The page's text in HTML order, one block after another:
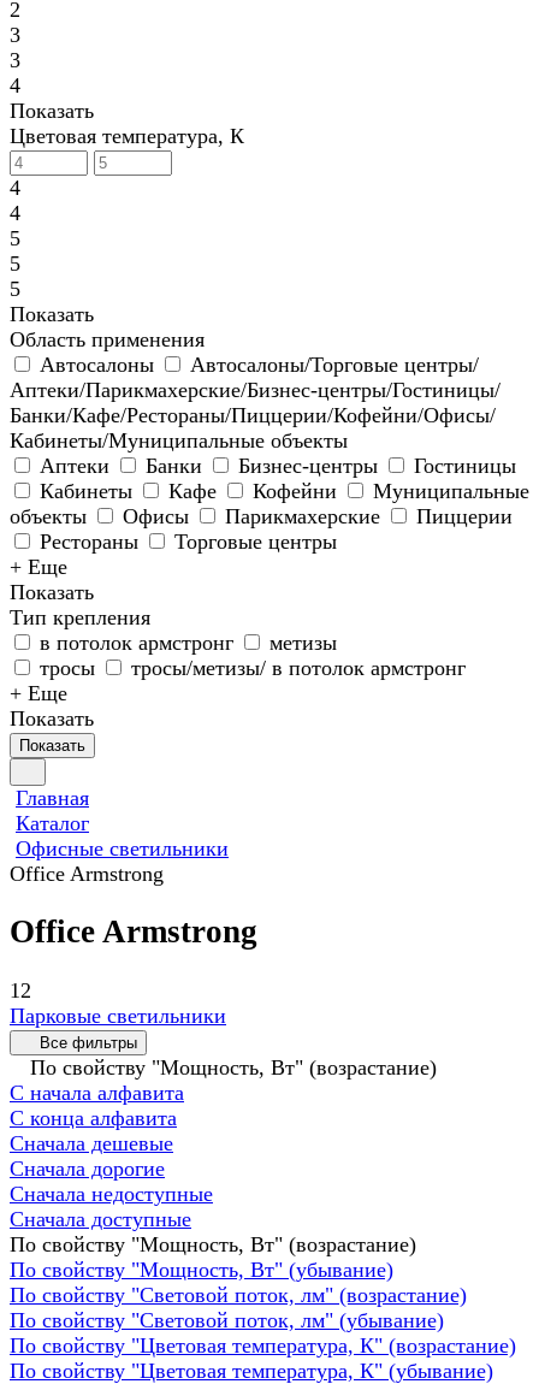
2
3
3
4
Показать
Цветовая температура, К
4
4
5
5
5
Показать
Область применения
Автосалоны
Автосалоны/Торговые центры/
Аптеки/Парикмахерские/Бизнес-центры/Гостиницы/
Банки/Кафе/Рестораны/Пиццерии/Кофейни/Офисы/
Кабинеты/Муниципальные объекты
Аптеки
Банки Бизнес-центры
Гостиницы
Кабинеты
Кафе Кофейни
Муниципальные
объекты
Офисы Парикмахерские
Пиццерии
Рестораны
Торговые центры
+ Еще
Показать
Тип крепления
в потолок армстронг
метизы
тросы
тросы/метизы/ в потолок армстронг
+ Еще
Показать
Показать
Главная
Каталог
Офисные светильники
Office Armstrong
Office Armstrong
12
Парковые светильники
Все фильтры
По свойству "Мощность, Вт" (возрастание)
С начала алфавита
С конца алфавита
Сначала дешевые
Сначала дорогие
Сначала недоступные
Сначала доступные
По свойству "Мощность, Вт" (возрастание)
По свойству "Мощность, Вт" (убывание)
По свойству "Световой поток, лм" (возрастание)
По свойству "Световой поток, лм" (убывание)
По свойству "Цветовая температура, К" (возрастание)
По свойству "Цветовая температура, К" (убывание)